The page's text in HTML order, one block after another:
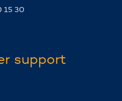
15 30
support